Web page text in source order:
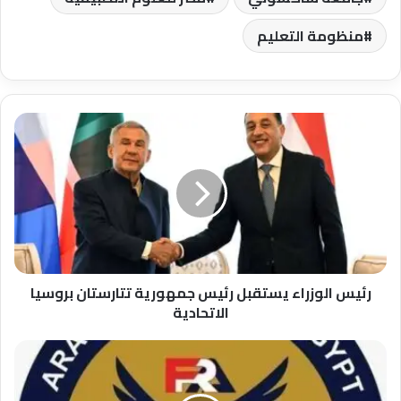
منظومة التعليم
الاتحادية
رئيس الوزراء يستقبل رئيس جمهورية تتارستان بروسيا
الاتحادية
الرقابة
المالية